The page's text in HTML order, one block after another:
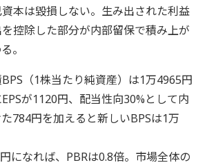
本は毀損しない。生み出された利益
控除した部分が内部留保で積み上が
。
（1株当たり純資産）は1万4965円
が1120円、配当性向30%として内
784円を加えると新しいBPSは1万
になれば、PBRは0.8倍。市場全体の